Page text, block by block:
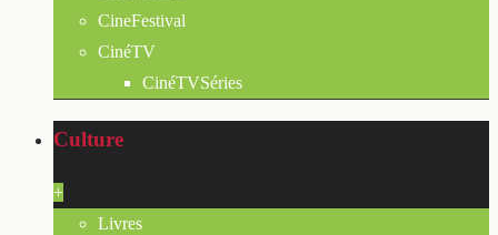
CineFestival
CinéTV
CinéTVSéries
Culture
+
Livres